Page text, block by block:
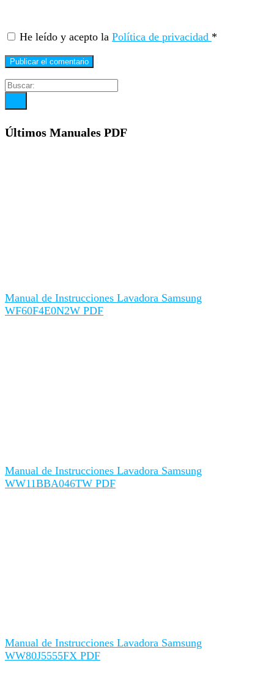
He leído y acepto la Política de privacidad *
Últimos Manuales PDF
Manual de Instrucciones Lavadora Samsung
WF60F4E0N2W PDF
Manual de Instrucciones Lavadora Samsung
WW11BBA046TW PDF
Manual de Instrucciones Lavadora Samsung
WW80J5555FX PDF